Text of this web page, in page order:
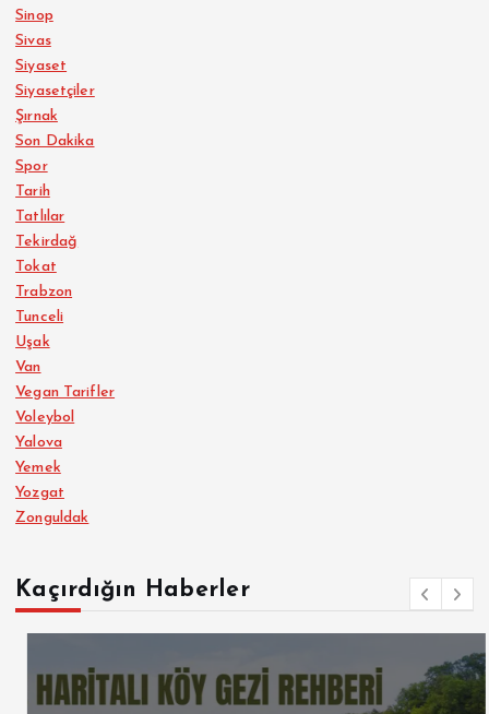
Sinop
Sivas
Siyaset
Siyasetçiler
Şırnak
Son Dakika
Spor
Tarih
Tatlılar
Tekirdağ
Tokat
Trabzon
Tunceli
Uşak
Van
Vegan Tarifler
Voleybol
Yalova
Yemek
Yozgat
Zonguldak
Kaçırdığın Haberler